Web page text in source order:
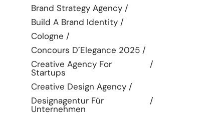
Brand Strategy Agency
Build A Brand Identity
Cologne
Concours D´elegance 2025
Creative Agency For
Startups
Creative Design Agency
Designagentur Für
Unternehmen